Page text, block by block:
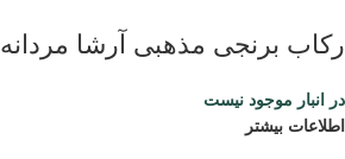
رکاب برنجی مذهبی آرشا مردانه
در انبار موجود نیست
اطلاعات بیشتر